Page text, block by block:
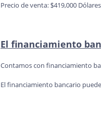
Precio de venta: $419,000
El financiamiento
Contamos con financiamiento
El financiamiento bancario